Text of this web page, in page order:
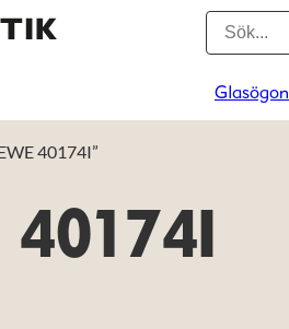
Glasögon
40174I”
40174I